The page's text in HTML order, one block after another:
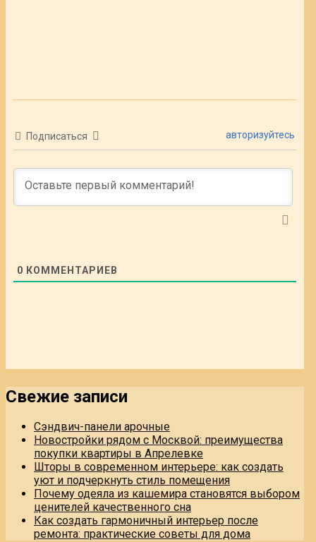
Подписаться авторизуйтесь
0 КОММЕНТАРИЕВ
Свежие записи
Сэндвич-панели арочные
Новостройки рядом с Москвой: преимущества
покупки квартиры в Апрелевке
Шторы в современном интерьере: как создать
уют и подчеркнуть стиль помещения
Почему одеяла из кашемира становятся выбором
ценителей качественного сна
Как создать гармоничный интерьер после
ремонта: практические советы для дома